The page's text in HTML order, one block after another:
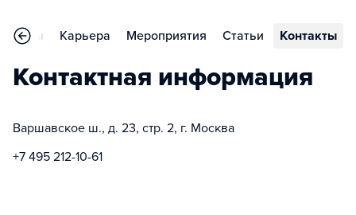
Карьера Мероприятия Статьи Контакты
Контактная информация
Варшавское ш., д. 23, стр. 2, г. Москва
+7 495 212-10-61